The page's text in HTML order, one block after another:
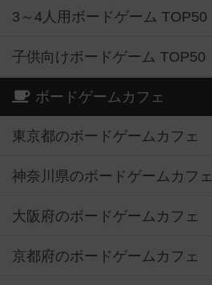
3～4人用ボードゲーム TOP50
子供向けボードゲーム TOP50
ボードゲームカフェ
東京都のボードゲームカフェ
神奈川県のボードゲームカフェ
大阪府のボードゲームカフェ
京都府のボードゲームカフェ